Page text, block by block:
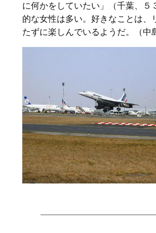
に何かをしていたい」（千葉、５
的な女性は多い。好きなことは、
たずに楽しんでいるようだ。（中